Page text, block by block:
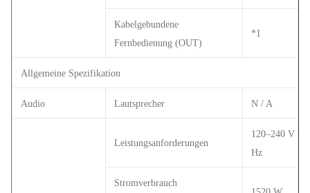
Kabelgebundene
Fernbedienung (OUT)
*1
Allgemeine Spezifikation
Audio Lautsprecher N / A
Leistungsanforderungen
120–240 V
Hz
Stromverbrauch